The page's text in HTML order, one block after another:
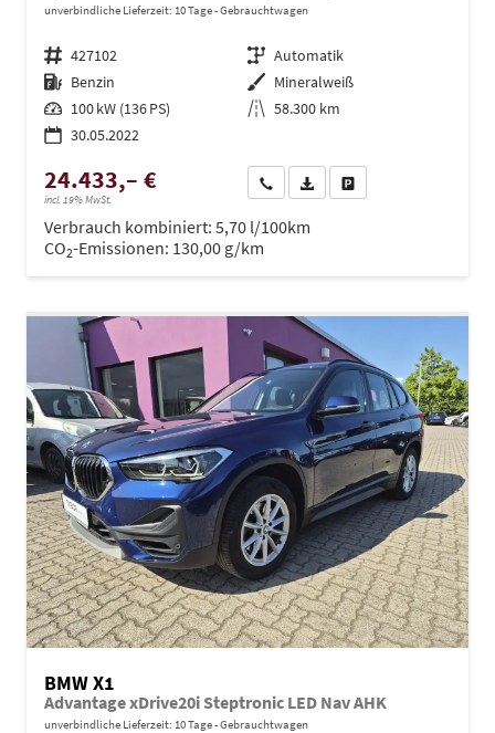
unverbindliche Lieferzeit: 10 Tage Gebrauchtwagen
Fahrzeugnr. 427102 Getriebe Automatik
Kraftstoff Benzin Außenfarbe Mineralweiß
Leistung 100 kW (136 PS) Kilometerstand 58.300 km
30.05.2022
24.433,– €
incl. 19% MwSt.
Wir rufen Sie anPDF-Datei, Fahrzeugexposé
Verbrauch kombiniert: 5,70 l/100km
CO2-Emissionen: 130,00 g/km
BMW X1
Advantage xDrive20i Steptronic LED Nav AHK
unverbindliche Lieferzeit: 10 Tage Gebrauchtwagen